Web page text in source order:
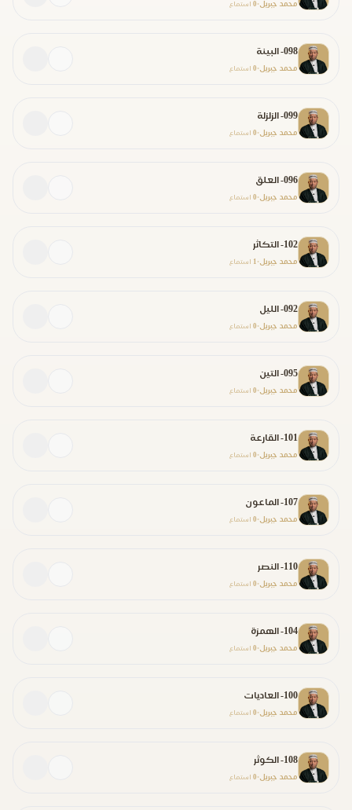
محمد جبريل •
0 استماع
098- البينة
محمد جبريل •
0 استماع
099- الزلزلة
محمد جبريل •
0 استماع
096- العلق
محمد جبريل •
0 استماع
102- التكاثر
محمد جبريل •
1 استماع
092- الليل
محمد جبريل •
0 استماع
095- التين
محمد جبريل •
0 استماع
101- القارعة
محمد جبريل •
0 استماع
107- الماعون
محمد جبريل •
0 استماع
110- النصر
محمد جبريل •
0 استماع
104- الهمزة
محمد جبريل •
0 استماع
100- العاديات
محمد جبريل •
0 استماع
108- الكوثر
محمد جبريل •
0 استماع